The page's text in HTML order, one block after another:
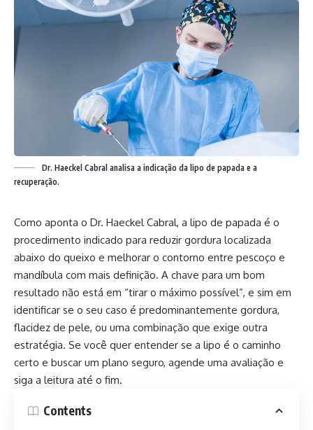
Dr. Haeckel Cabral analisa a indicação da lipo de papada e a
recuperação.
Como aponta o Dr. Haeckel Cabral, a lipo de papada é o
procedimento indicado para reduzir gordura localizada
abaixo do queixo e melhorar o contorno entre pescoço e
mandíbula com mais definição. A chave para um bom
resultado não está em “tirar o máximo possível”, e sim em
identificar se o seu caso é predominantemente gordura,
flacidez de pele, ou uma combinação que exige outra
estratégia. Se você quer entender se a lipo é o caminho
certo e buscar um plano seguro, agende uma avaliação e
siga a leitura até o fim.
Contents